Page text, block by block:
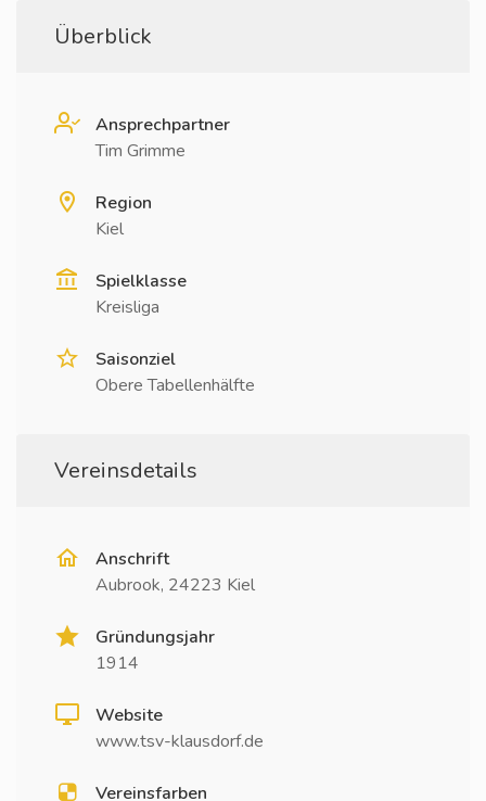
Überblick
Ansprechpartner
Tim Grimme
Region
Kiel
Spielklasse
Kreisliga
Saisonziel
Obere Tabellenhälfte
Vereinsdetails
Anschrift
Aubrook, 24223 Kiel
Gründungsjahr
1914
Website
www.tsv-klausdorf.de
Vereinsfarben